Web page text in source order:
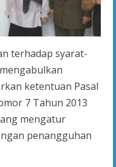
terhadap syarat-
ketentuan Pasal
7 Tahun 2013
mengatur
penangguhan